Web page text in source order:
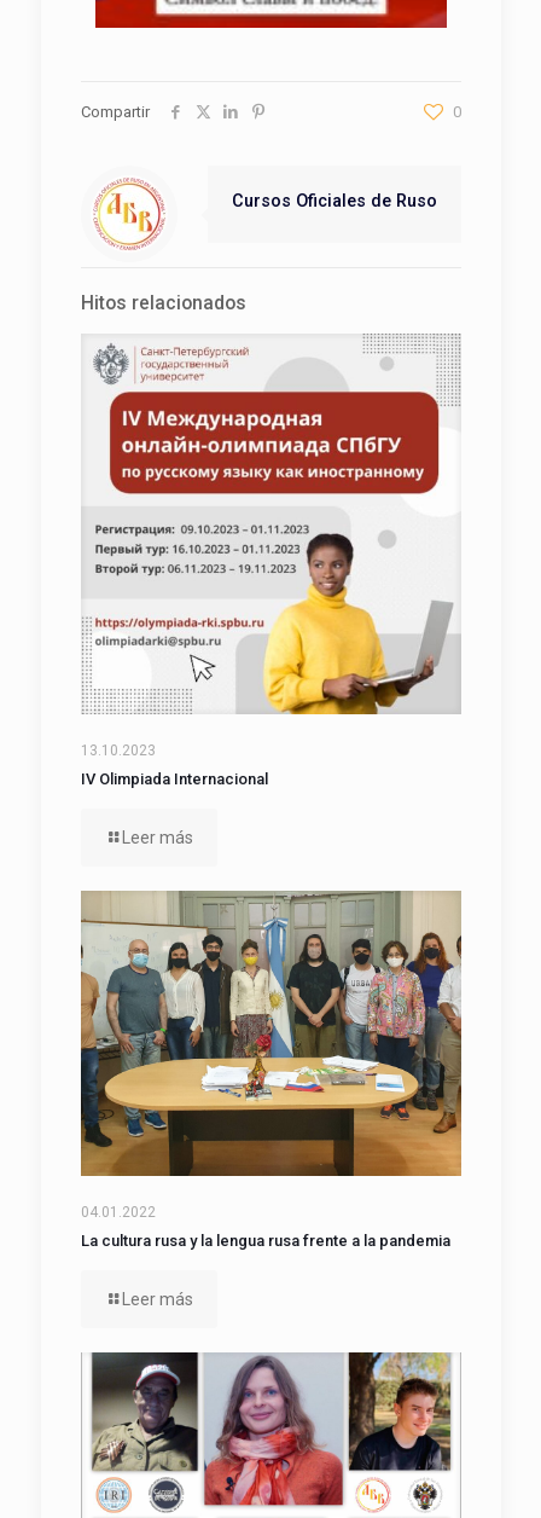
Compartir 0
Cursos Oficiales de Ruso
Hitos relacionados
13.10.2023
IV Olimpiada Internacional
Leer más
04.01.2022
La cultura rusa y la lengua rusa frente a la pandemia
Leer más